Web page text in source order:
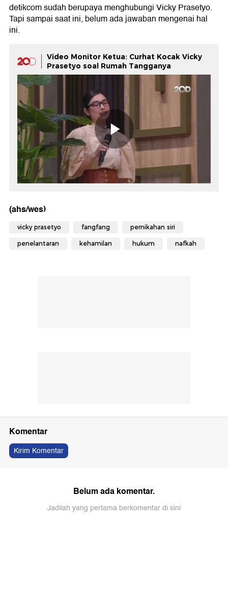
detikcom sudah berupaya menghubungi Vicky Prasetyo.
Tapi sampai saat ini, belum ada jawaban mengenai hal
ini.
Video Monitor Ketua: Curhat Kocak Vicky
Prasetyo soal Rumah Tangganya
(ahs/wes)
vicky prasetyo fangfang pernikahan siri
penelantaran kehamilan hukum nafkah
Komentar
Kirim Komentar
Belum ada komentar.
Jadilah yang pertama berkomentar di sini